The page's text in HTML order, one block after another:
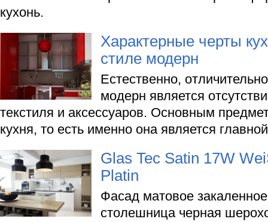
кухонь.
Характерные черты
стиле модерн
Естественно,
модерн является
текстиля и аксессуаров. Основным
кухня, то есть именно она является
Glas Tec Satin 17W
Platin
Фасад матовое
столешница черная